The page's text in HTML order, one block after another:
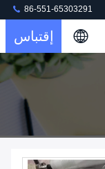
86-551-65303291
إقتباس